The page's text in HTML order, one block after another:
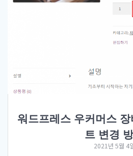
워드프레스 우커머스
트 변경
2021년 5월 4